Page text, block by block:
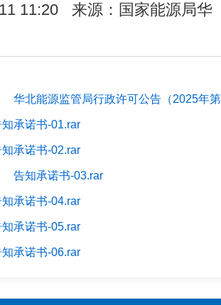
11:20
来源：国家能源局华
华北能源监管局行政许可公告（2025年
知承诺书-01.rar
知承诺书-02.rar
告知承诺书-03.rar
知承诺书-04.rar
知承诺书-05.rar
知承诺书-06.rar